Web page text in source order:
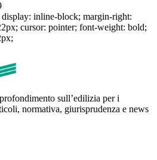
inline-block; margin-right:
cursor: pointer; font-weight: bold;
sull’edilizia per i
normativa, giurisprudenza e news